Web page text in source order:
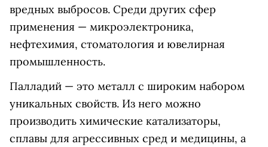
вредных выбросов. Среди других сфер
применения — микроэлектроника,
нефтехимия, стоматология и ювелирная
промышленность.
Палладий — это металл с широким набором
уникальных свойств. Из него можно
производить химические катализаторы,
сплавы для агрессивных сред и медицины, а